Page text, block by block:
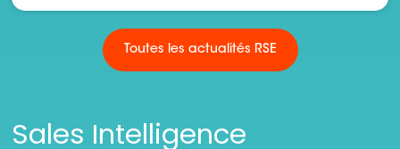
Toutes les actualités RSE
Sales Intelligence